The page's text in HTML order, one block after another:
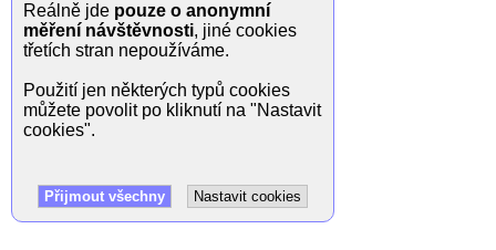
Reálně jde pouze o anonymní
měření návštěvnosti, jiné cookies
třetích stran nepoužíváme.
Použití jen některých typů cookies
můžete povolit po kliknutí na "Nastavit
cookies".
Přijmout všechny Nastavit cookies